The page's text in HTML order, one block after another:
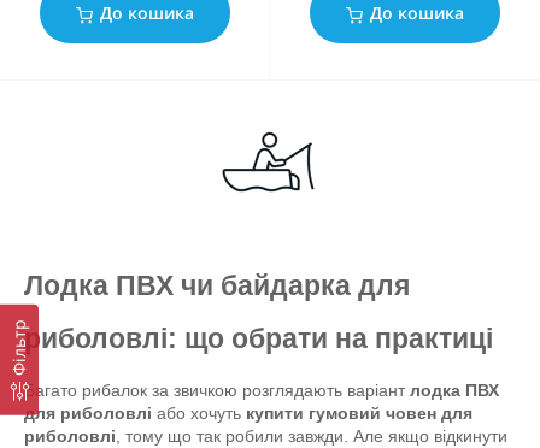
Фільтр
До кошика До кошика
Лодка ПВХ чи байдарка для
риболовлі: що обрати на практиці
Багато рибалок за звичкою розглядають варіант лодка ПВХ
для риболовлі або хочуть купити гумовий човен для
риболовлі, тому що так робили завжди. Але якщо відкинути